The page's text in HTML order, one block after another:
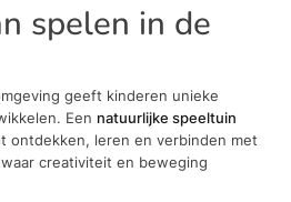
spelen in de
geeft kinderen unieke
Een natuurlijke speeltuin
ontdekken, leren en verbinden met
creativiteit en beweging